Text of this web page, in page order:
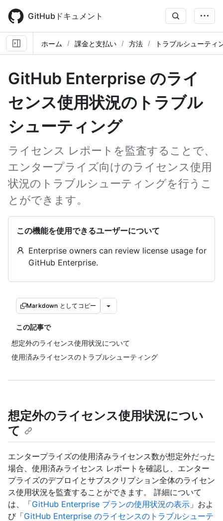
main
content
GitHubドキュメント
ホーム 課金と支払い 方法 トラブルシューティ
GitHub Enterprise のライ
センス使用状況のトラブル
シューティング
ライセンス レポートを監査することで、
エンタープライズ向けのライセンス使用
状況のトラブルシューティングを行うこ
とができます。
この機能を使用できるユーザーについて
Enterprise owners can review license usage for
GitHub Enterprise.
Markdown としてコピー
この記事で
想定外のライセンス使用状況について
使用済みライセンスのトラブルシューティング
想定外のライセンス使用状況につい
て
エンタープライズの使用済みライセンス数が想定外だった
場合、使用済みライセンス レポートを確認し、エンター
プライズのデプロイとサブスクリプション全体のライセン
ス使用状況を監査することができます。 詳細について
は、「GitHub Enterprise プランの使用状況の表示 」およ
び「GitHub Enterprise のライセンスのトラブルシューテ